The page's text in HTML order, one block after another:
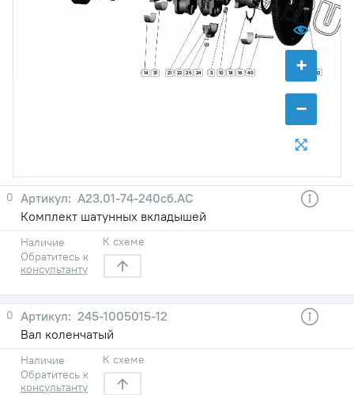
+
−
3 10 12
14 16
18
21 22 24
25
31 40
0
А23.01-74-240сб.АС
Комплект шатунных вкладышей
Наличие
Обратитесь к
консультанту
К схеме
0
245-1005015-12
Вал коленчатый
Наличие
Обратитесь к
консультанту
К схеме